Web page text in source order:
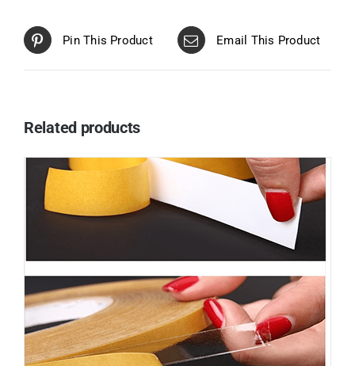
Pin This Product Email This Product
Related products